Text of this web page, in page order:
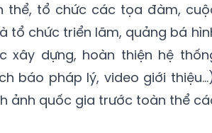
thể, tổ chức các tọa đàm,
tổ chức triển lãm, quảng bá
xây dựng, hoàn thiện hệ
báo pháp lý, video giới
ảnh quốc gia trước toàn thể